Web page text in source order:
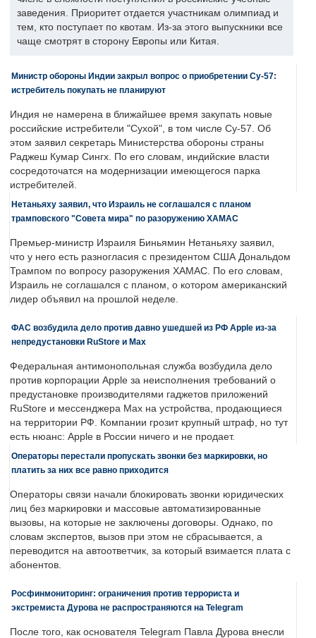
заведения. Приоритет отдается участникам олимпиад и
тем, кто поступает по квотам. Из-за этого выпускники все
чаще смотрят в сторону Европы или Китая.
Министр обороны Индии закрыл вопрос о приобретении Су-57:
истребитель покупать не планируют
Индия не намерена в ближайшее время закупать новые
российские истребители "Сухой", в том числе Су-57. Об
этом заявил секретарь Министерства обороны страны
Раджеш Кумар Сингх. По его словам, индийские власти
сосредоточатся на модернизации имеющегося парка
истребителей.
Нетаньяху заявил, что Израиль не соглашался с планом
трамповского "Совета мира" по разоружению ХАМАС
Премьер-министр Израиля Биньямин Нетаньяху заявил,
что у него есть разногласия с президентом США Дональдом
Трампом по вопросу разоружения ХАМАС. По его словам,
Израиль не соглашался с планом, о котором американский
лидер объявил на прошлой неделе.
ФАС возбудила дело против давно ушедшей из РФ Apple из-за
непредустановки RuStore и Max
Федеральная антимонопольная служба возбудила дело
против корпорации Apple за неисполнения требований о
предустановке производителями гаджетов приложений
RuStore и мессенджера Max на устройства, продающиеся
на территории РФ. Компании грозит крупный штраф, но тут
есть нюанс: Apple в России ничего и не продает.
Операторы перестали пропускать звонки без маркировки, но
платить за них все равно приходится
Операторы связи начали блокировать звонки юридических
лиц без маркировки и массовые автоматизированные
вызовы, на которые не заключены договоры. Однако, по
словам экспертов, вызов при этом не сбрасывается, а
переводится на автоответчик, за который взимается плата с
абонентов.
Росфинмониторинг: ограничения против террориста и
экстремиста Дурова не распространяются на Telegram
После того, как основателя Telegram Павла Дурова внесли